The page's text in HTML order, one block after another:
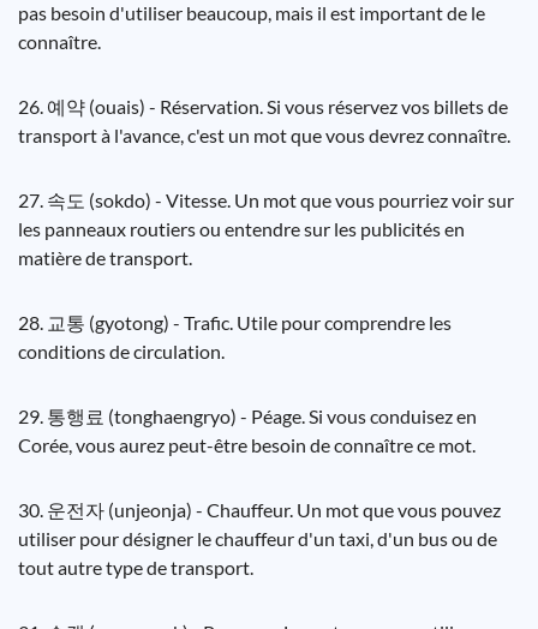
pas besoin d'utiliser beaucoup, mais il est important de le
connaître.
26. 예약 (ouais) - Réservation. Si vous réservez vos billets de
transport à l'avance, c'est un mot que vous devrez connaître.
27. 속도 (sokdo) - Vitesse. Un mot que vous pourriez voir sur
les panneaux routiers ou entendre sur les publicités en
matière de transport.
28. 교통 (gyotong) - Trafic. Utile pour comprendre les
conditions de circulation.
29. 통행료 (tonghaengryo) - Péage. Si vous conduisez en
Corée, vous aurez peut-être besoin de connaître ce mot.
30. 운전자 (unjeonja) - Chauffeur. Un mot que vous pouvez
utiliser pour désigner le chauffeur d'un taxi, d'un bus ou de
tout autre type de transport.